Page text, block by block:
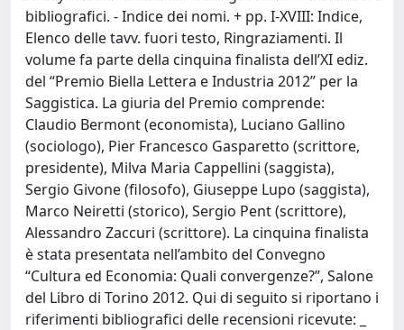
bibliografici. - Indice dei nomi. + pp. I-XVIII: Indice,
Elenco delle tavv. fuori testo, Ringraziamenti. Il
volume fa parte della cinquina finalista dell’XI ediz.
del “Premio Biella Lettera e Industria 2012” per la
Saggistica. La giuria del Premio comprende:
Claudio Bermont (economista), Luciano Gallino
(sociologo), Pier Francesco Gasparetto (scrittore,
presidente), Milva Maria Cappellini (saggista),
Sergio Givone (filosofo), Giuseppe Lupo (saggista),
Marco Neiretti (storico), Sergio Pent (scrittore),
Alessandro Zaccuri (scrittore). La cinquina finalista
è stata presentata nell’ambito del Convegno
“Cultura ed Economia: Quali convergenze?”, Salone
del Libro di Torino 2012. Qui di seguito si riportano i
riferimenti bibliografici delle recensioni ricevute: _